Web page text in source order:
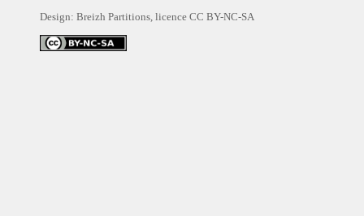
Design: Breizh Partitions, licence CC BY-NC-SA